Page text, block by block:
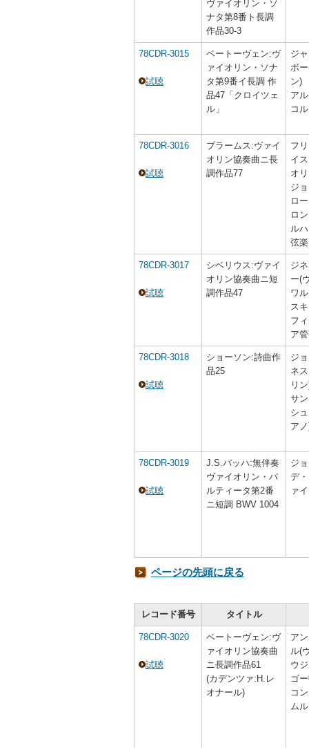
ヴァイオリン・ソ
ナタ第8番ト長調
作品30-3
78CDR-3015
試聴
ベートーヴェン:ヴ
ァイオリン・ソナ
タ第9番イ長調 作
品47「クロイツェ
ル」
ジ
ボ
ン)
ア
コ
78CDR-3016
試聴
ブラームス:ヴァイ
オリン協奏曲ニ長
調作品77
フ
イ
オ
ジ
ロ
ロ
ル
弦
78CDR-3017
試聴
シベリウス:ヴァイ
オリン協奏曲ニ短
調作品47
ジ
ー(
ワ
ス
フ
ア
78CDR-3018
試聴
ショーソン:詩曲作
品25
ジ
ネ
リ
サ
シ
ア
78CDR-3019
試聴
J.S.バッハ:無伴奏
ヴァイオリン・パ
ルティータ第2番
ニ短調 BWV 1004
ジ
デ
ァ
ページの先頭に戻る
レコード番号 タイトル
78CDR-3020
試聴
ベートーヴェン:ヴ
ァイオリン協奏曲
ニ長調作品61
(カデンツァ:H.レ
オナール)
ア
ル(
ウ
ゴ
コ
ム